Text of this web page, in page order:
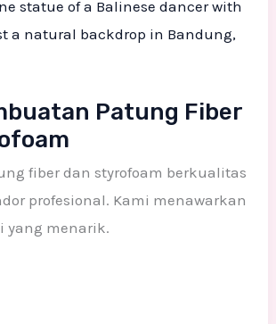
Patung Fiber
fiber dan styrofoam berkualitas
profesional. Kami menawarkan
yang menarik.